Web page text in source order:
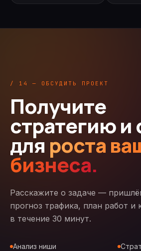
/ 14 — ОБСУДИТЬ ПРОЕКТ
Получите
стратегию и
для роста
бизнеса.
Расскажите о задаче —
прогноз трафика, план работ и
в течение 30 минут.
Анализ ниши